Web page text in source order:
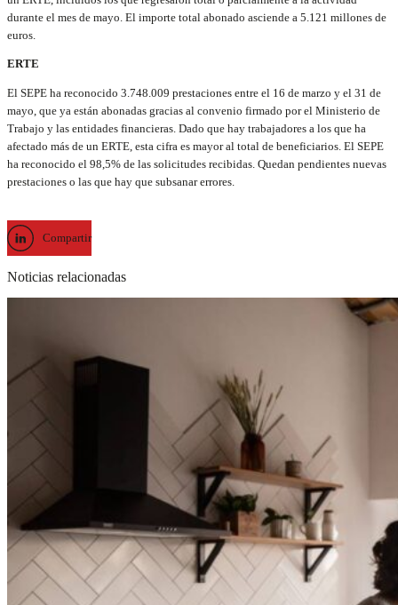
durante el mes de mayo. El importe total abonado asciende a 5.121 millones de
euros.
ERTE
El SEPE ha reconocido 3.748.009 prestaciones entre el 16 de marzo y el 31 de
mayo, que ya están abonadas gracias al convenio firmado por el Ministerio de
Trabajo y las entidades financieras. Dado que hay trabajadores a los que ha
afectado más de un ERTE, esta cifra es mayor al total de beneficiarios. El SEPE
ha reconocido el 98,5% de las solicitudes recibidas. Quedan pendientes nuevas
prestaciones o las que hay que subsanar errores.
Compartir
Noticias relacionadas